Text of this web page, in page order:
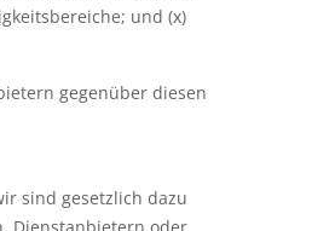
und (x)
gegenüber diesen
sind gesetzlich dazu